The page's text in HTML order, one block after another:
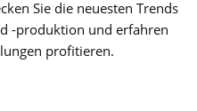
Sie die neuesten Trends
-produktion und erfahren
profitieren.